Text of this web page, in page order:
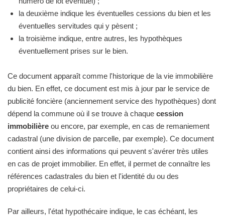
la deuxième indique les éventuelles cessions du bien et les
éventuelles servitudes qui y pèsent ;
la troisième indique, entre autres, les hypothèques
éventuellement prises sur le bien.
Ce document apparaît comme l'historique de la vie immobilière
du bien. En effet, ce document est mis à jour par le service de
publicité foncière (anciennement service des hypothèques) dont
dépend la commune où il se trouve à chaque cession
immobilière ou encore, par exemple, en cas de remaniement
cadastral (une division de parcelle, par exemple). Ce document
contient ainsi des informations qui peuvent s'avérer très utiles
en cas de projet immobilier. En effet, il permet de connaître les
références cadastrales du bien et l'identité du ou des
propriétaires de celui-ci.
Par ailleurs, l'état hypothécaire indique, le cas échéant, les